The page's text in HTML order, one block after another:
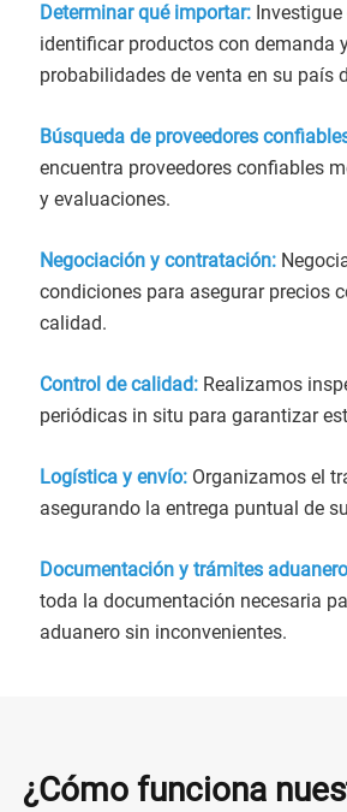
Determinar qué importar:Investigue
identificar productos con demanda
probabilidades de venta en su país
Búsqueda de proveedores
encuentra proveedores confiables
y evaluaciones.
Negociación y contratación:
condiciones para asegurar precios
calidad.
Control de calidad:Realizamos
periódicas in situ para garantizar
Logística y envío:Organizamos el
asegurando la entrega puntual de
Documentación y trámites
toda la documentación necesaria
aduanero sin inconvenientes.
¿Cómo funciona